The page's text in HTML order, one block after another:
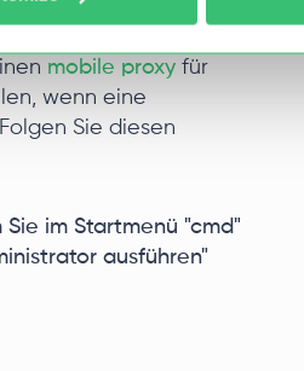
auch
sinnvoll sein, bei
mobile proxy für
wenn eine
Sie diesen
im Startmenü "cmd"
ausführen"